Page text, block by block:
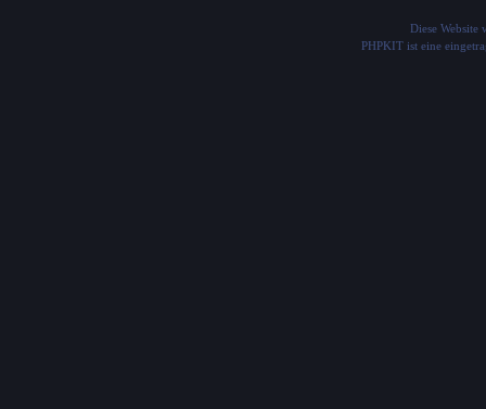
Diese Website
PHPKIT ist eine